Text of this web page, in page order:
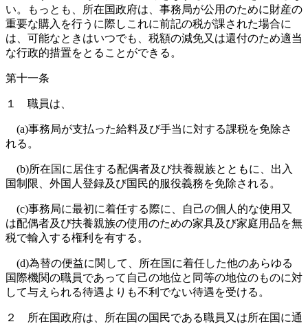
い。もっとも、所在国政府は、事務局が公用のために財産の
重要な購入を行うに際しこれに前記の税が課された場合に
は、可能なときはいつでも、税額の減免又は還付のため適当
な行政的措置をとることができる。
第十一条
１ 職員は、
(a)事務局が支払った給料及び手当に対する課税を免除さ
れる。
(b)所在国に居住する配偶者及び扶養親族とともに、出入
国制限、外国人登録及び国民的服役義務を免除される。
(c)事務局に最初に着任する際に、自己の個人的な使用又
は配偶者及び扶養親族の使用のための家具及び家庭用品を無
税で輸入する権利を有する。
(d)為替の便益に関して、所在国に着任した他のあらゆる
国際機関の職員であって自己の地位と同等の地位のものに対
して与えられる待遇よりも不利でない待遇を受ける。
２ 所在国政府は、所在国の国民である職員又は所在国に通